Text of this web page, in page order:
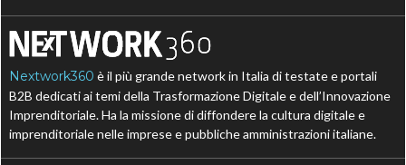
Nextwork360 è il più grande network in Italia di testate e portali
B2B dedicati ai temi della Trasformazione Digitale e dell’Innovazione
Imprenditoriale. Ha la missione di diffondere la cultura digitale e
imprenditoriale nelle imprese e pubbliche amministrazioni italiane.